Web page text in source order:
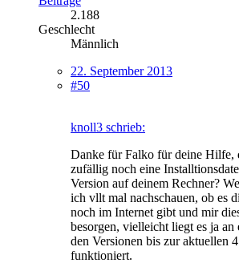
2.188
Geschlecht
Männlich
22. September 2013
#50
knoll3 schrieb:
Danke für Falko für deine Hilfe,
zufällig noch eine
Version auf deinem Rechner?
ich vllt mal nachschauen, ob es
noch im Internet gibt und mir
besorgen, vielleicht liegt es ja an
den Versionen bis zur aktuellen
funktioniert.